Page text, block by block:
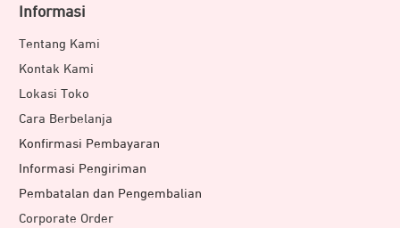
Informasi
Tentang Kami
Kontak Kami
Lokasi Toko
Cara Berbelanja
Konfirmasi Pembayaran
Informasi Pengiriman
Pembatalan dan Pengembalian
Corporate Order